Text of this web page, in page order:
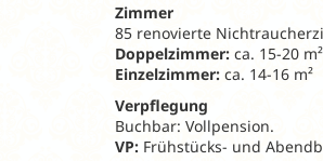
Zimmer
85 renovierte
Doppelzimmer: ca. 15-20 m²
Einzelzimmer: ca. 14-16 m²
Verpflegung
Buchbar: Vollpension.
VP: Frühstücks- und